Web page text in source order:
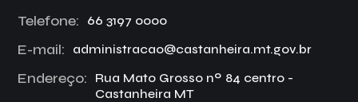
Telefone: 66 3197 0000
E-mail: administracao@castanheira.mt.gov.br
Endereço:
Rua Mato Grosso nº 84 centro -
Castanheira MT